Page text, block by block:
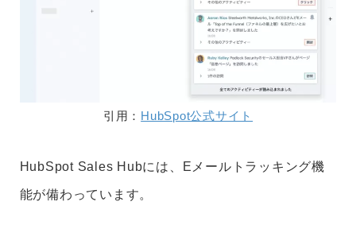
引用： HubSpot公式サイト
HubSpot Sales Hubには、Eメールトラッキング機
能が備わっています。